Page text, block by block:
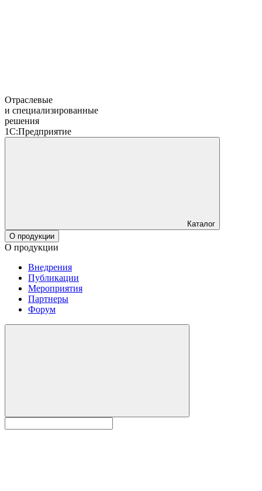
Отраслевые
и специализированные
решения
1С:Предприятие
Каталог
О продукции
О продукции
Внедрения
Публикации
Мероприятия
Партнеры
Форум